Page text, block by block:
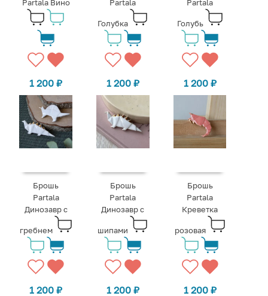
Partala Вино
1 200₽
Partala
Голубка
1 200 ₽
Partala
Голубь
1 200 ₽
Брошь
Partala
Динозавр с
гребнем
1 200₽
Брошь
Partala
Динозавр с
шипами
1 200 ₽
Брошь
Partala
Креветка
розовая
1 200 ₽